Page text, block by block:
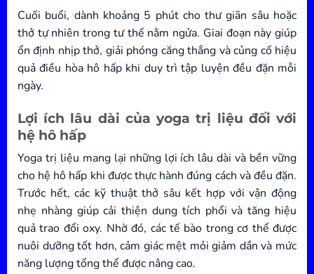
Cuối buổi, dành khoảng 5 phút cho thư giãn sâu hoặc
thở tự nhiên trong tư thế nằm ngửa. Giai đoạn này giúp
ổn định nhịp thở, giải phóng căng thẳng và củng cố hiệu
quả điều hòa hô hấp khi duy trì tập luyện đều đặn mỗi
ngày.
Lợi ích lâu dài của yoga trị liệu đối với
hệ hô hấp
Yoga trị liệu mang lại những lợi ích lâu dài và bền vững
cho hệ hô hấp khi được thực hành đúng cách và đều đặn.
Trước hết, các kỹ thuật thở sâu kết hợp với vận động
nhẹ nhàng giúp cải thiện dung tích phổi và tăng hiệu
quả trao đổi oxy. Nhờ đó, các tế bào trong cơ thể được
nuôi dưỡng tốt hơn, cảm giác mệt mỏi giảm dần và mức
năng lượng tổng thể được nâng cao.